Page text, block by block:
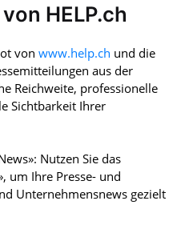
HELP.ch
von www.help.ch und die
aus der
Reichweite, professionelle
Sichtbarkeit Ihrer
Nutzen Sie das
um Ihre Presse- und
Unternehmensnews gezielt